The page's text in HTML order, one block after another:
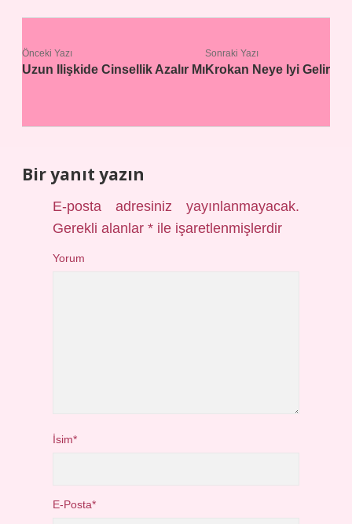
Önceki Yazı
Uzun Ilişkide Cinsellik Azalır Mı
Sonraki Yazı
Krokan Neye Iyi Gelir
Bir yanıt yazın
E-posta adresiniz yayınlanmayacak.
Gerekli alanlar* ile işaretlenmişlerdir
Yorum
İsim*
E-Posta*